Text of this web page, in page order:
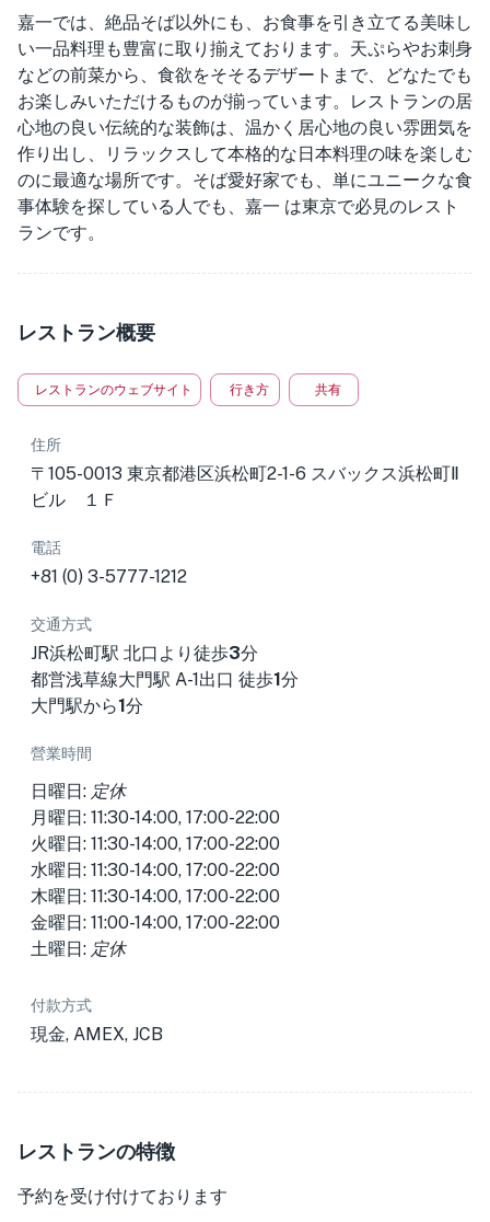
嘉一では、絶品そば以外にも、お食事を引き立てる美味し
い一品料理も豊富に取り揃えております。天ぷらやお刺身
などの前菜から、食欲をそそるデザートまで、どなたでも
お楽しみいただけるものが揃っています。レストランの居
心地の良い伝統的な装飾は、温かく居心地の良い雰囲気を
作り出し、リラックスして本格的な日本料理の味を楽しむ
のに最適な場所です。そば愛好家でも、単にユニークな食
事体験を探している人でも、嘉一 は東京で必見のレスト
ランです。
レストラン概要
レストランのウェブサイト 行き方 共有
住所
〒105-0013 東京都港区浜松町2-1-6 スバックス浜松町Ⅱ
ビル １Ｆ
電話
+81 (0) 3-5777-1212
交通方式
JR浜松町駅 北口より徒歩3分
都営浅草線大門駅 A-1出口 徒歩1分
大門駅から1分
營業時間
日曜日: 定休
月曜日: 11:30-14:00, 17:00-22:00
火曜日: 11:30-14:00, 17:00-22:00
水曜日: 11:30-14:00, 17:00-22:00
木曜日: 11:30-14:00, 17:00-22:00
金曜日: 11:00-14:00, 17:00-22:00
土曜日: 定休
付款方式
現金, AMEX, JCB
レストランの特徴
予約を受け付けております